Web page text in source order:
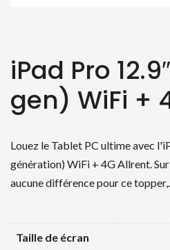
iPad Pro
gen) WiFi +
Louez le Tablet PC ultime avec
génération) WiFi + 4G Allrent.
aucune différence pour ce topper,…
Taille de écran